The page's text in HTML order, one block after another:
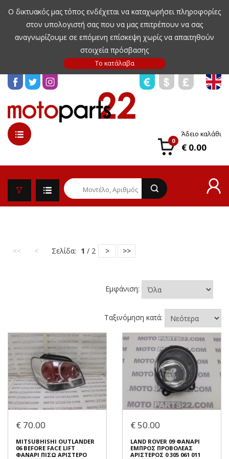
Ο δικτυακός μας τόπος ενδέχεται να καταχωρήσει πληροφορίες
στον υπολογιστή σας που να μας επιτρέπουν να σας
αναγνωρίζουμε σε επόμενη επίσκεψη χωρίς να απαιτηθούν
στοιχεία πρόσβασης
0
Άδειο καλάθι
€ 0.00
<< < Σελίδα: 1 / 2 > >>
Εμφάνιση:
Ταξινόμηση κατά:
€ 70.00
MITSUBHISHI OUTLANDER
06 BEFORE FACE LIFT
ΦΑΝΑΡΙ ΠΙΣΩ ΑΡΙΣΤΕΡΟ
€ 50.00
LAND ROVER 09 ΦΑΝΑΡΙ
ΕΜΠΡΟΣ ΠΡΟΒΟΛΕΑΣ
ΑΡΙΣΤΕΡΟΣ 0 305 061 011